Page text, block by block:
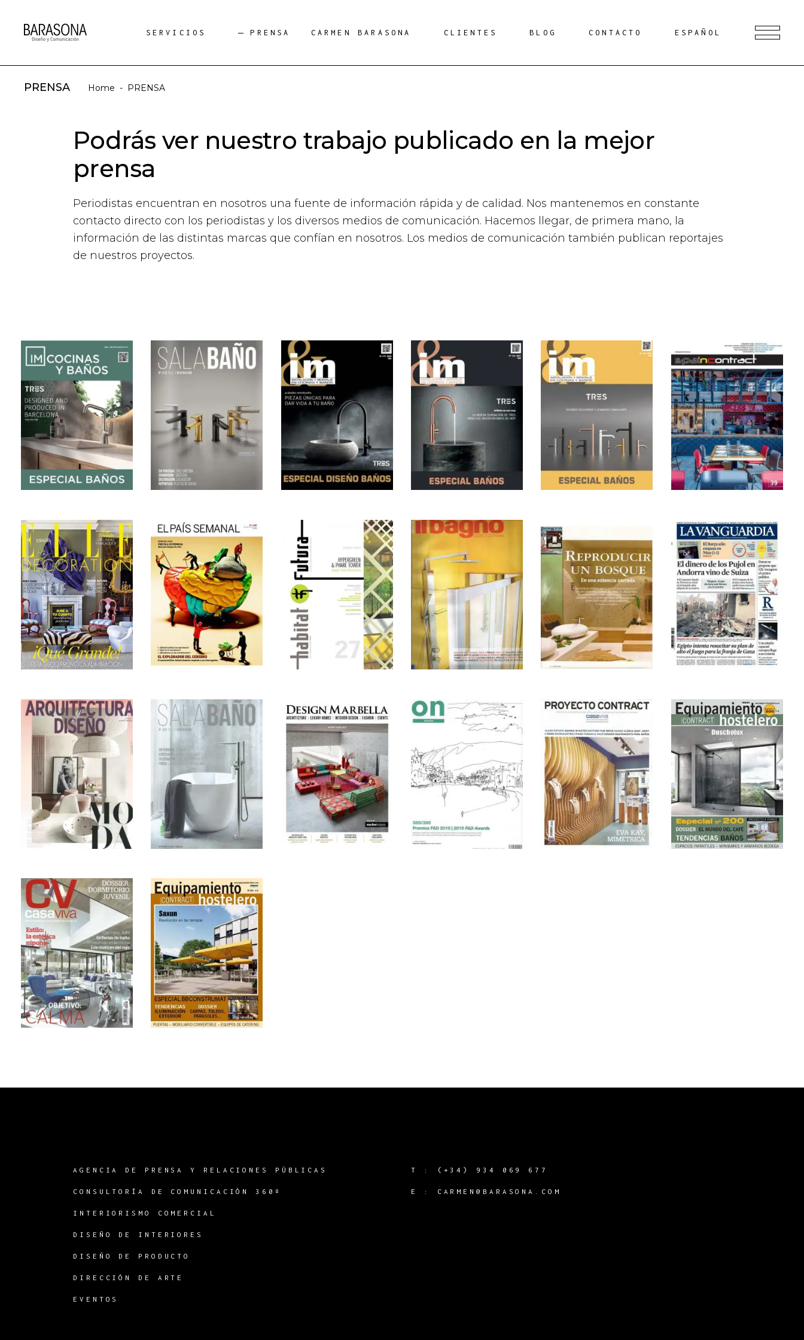
SERVICIOS PRENSA CARMEN BARASONA CLIENTES BLOG CONTACTO ESPAÑOL
PRENSA Home - PRENSA
Podrás ver nuestro trabajo publicado en la mejor
prensa
Periodistas encuentran en nosotros una fuente de información rápida y de calidad. Nos mantenemos en constante
contacto directo con los periodistas y los diversos medios de comunicación. Hacemos llegar, de primera mano, la
información de las distintas marcas que confían en nosotros. Los medios de comunicación también publican reportajes
de nuestros proyectos.
AGENCIA DE PRENSA Y RELACIONES PÚBLICAS
CONSULTORÍA DE COMUNICACIÓN 360º
INTERIORISMO COMERCIAL
DISEÑO DE INTERIORES
DISEÑO DE PRODUCTO
DIRECCIÓN DE ARTE
EVENTOS
T : (+34) 934 069 677
E : CARMEN@BARASONA.COM